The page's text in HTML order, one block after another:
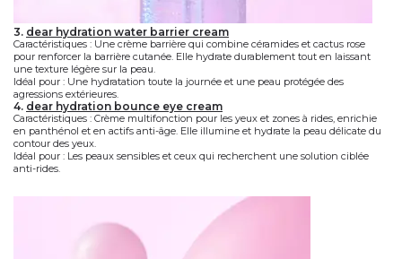
dear hydration water barrier cream
Caractéristiques : Une crème barrière qui combine céramides et cactus rose
pour renforcer la barrière cutanée. Elle hydrate durablement tout en laissant
une texture légère sur la peau.
Idéal pour : Une hydratation toute la journée et une peau protégée des
agressions extérieures.
dear hydration bounce eye cream
Caractéristiques : Crème multifonction pour les yeux et zones à rides, enrichie
en panthénol et en actifs anti-âge. Elle illumine et hydrate la peau délicate du
contour des yeux.
Idéal pour : Les peaux sensibles et ceux qui recherchent une solution ciblée
anti-rides.